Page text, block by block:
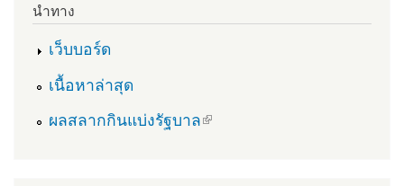
นำทาง
เว็บบอร์ด
เนื้อหาล่าสุด
ผลสลากกินแบ่งรัฐบาล
(link is external)